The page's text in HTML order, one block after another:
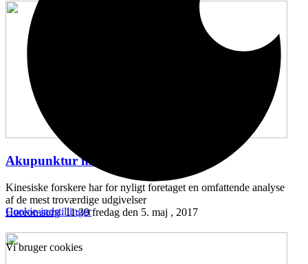
Akupunktur mod hørenedsættelse
Kinesiske forskere har for nyligt foretaget en omfattende analyse
af de mest troværdige udgivelser
Høreomsorg 11:39 fredag den 5. maj , 2017
Cookie-indstillinger
Vi bruger cookies